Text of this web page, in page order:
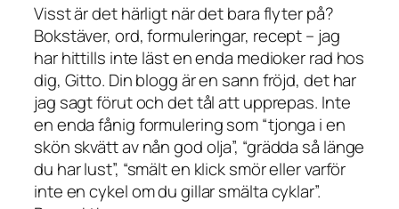
Visst är det härligt när det bara flyter på?
Bokstäver, ord, formuleringar, recept – jag
har hittills inte läst en enda medioker rad hos
dig, Gitto. Din blogg är en sann fröjd, det har
jag sagt förut och det tål att upprepas. Inte
en enda fånig formulering som “tjonga i en
skön skvätt av nån god olja”, “grädda så länge
du har lust”, “smält en klick smör eller varför
inte en cykel om du gillar smälta cyklar”.